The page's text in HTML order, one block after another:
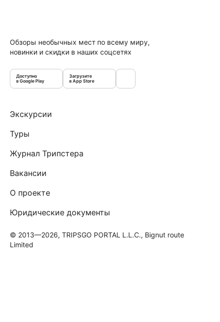
Обзоры необычных мест по всему миру,
новинки и скидки в наших соцсетях
Доступно
в Google Play
Загрузите
в App Store
Экскурсии
Туры
Журнал Трипстера
Вакансии
О проекте
Юридические документы
© 2013—2026, TRIPSGO PORTAL L.L.C., Bignut route
Limited